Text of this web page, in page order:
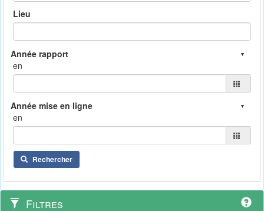
Lieu
en
en
Rechercher
Filtres